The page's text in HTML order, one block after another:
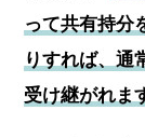
って共有持分
りすれば、通
受け継がれま